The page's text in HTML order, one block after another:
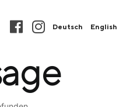
Deutsch English